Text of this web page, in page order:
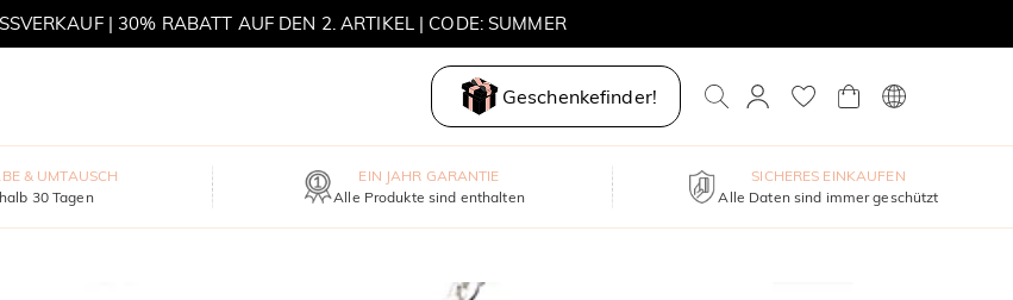
| 30% RABATT AUF DEN 2. ARTIKEL | CODE: SUMMER
Geschenkefinder!
& UMTAUSCH
30 Tagen
EIN JAHR GARANTIE
Alle Produkte sind enthalten
SICHERES EINKAUFEN
Alle Daten sind immer geschützt